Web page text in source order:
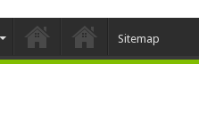
Sitemap